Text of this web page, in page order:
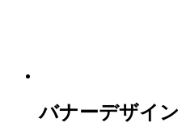
バナーデザイ